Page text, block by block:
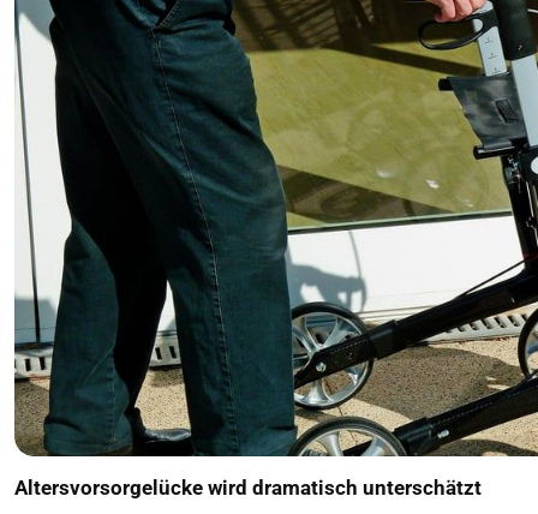
Altersvorsorgelücke wird dramatisch unterschätzt